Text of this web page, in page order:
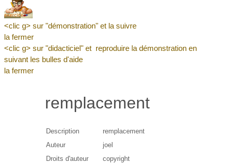
<clic g> sur "démonstration" et la suivre
la fermer
<clic g> sur "didacticiel" et reproduire la démonstration en
suivant les bulles d'aide
la fermer